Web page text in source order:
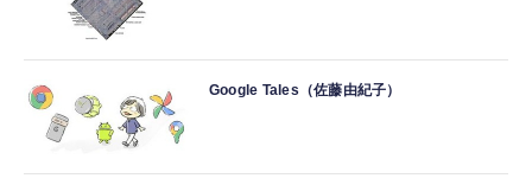
Google Tales（佐藤由紀子）